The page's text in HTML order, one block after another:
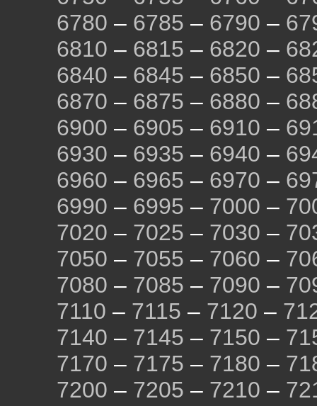
6780 – 6785 – 6790 –
6810 – 6815 – 6820 –
6840 – 6845 – 6850 –
6870 – 6875 – 6880 –
6900 – 6905 – 6910 –
6930 – 6935 – 6940 –
6960 – 6965 – 6970 –
6990 – 6995 – 7000 –
7020 – 7025 – 7030 –
7050 – 7055 – 7060 –
7080 – 7085 – 7090 –
7110 – 7115 – 7120 –
7140 – 7145 – 7150 –
7170 – 7175 – 7180 –
7200 – 7205 – 7210 –